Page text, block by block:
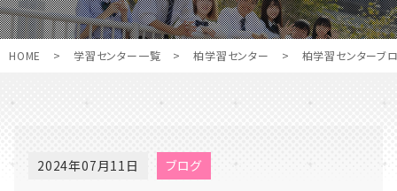
HOME > 学習センター一覧 > 柏学習センター > 柏学習センターブ
2024年07月11日 ブログ